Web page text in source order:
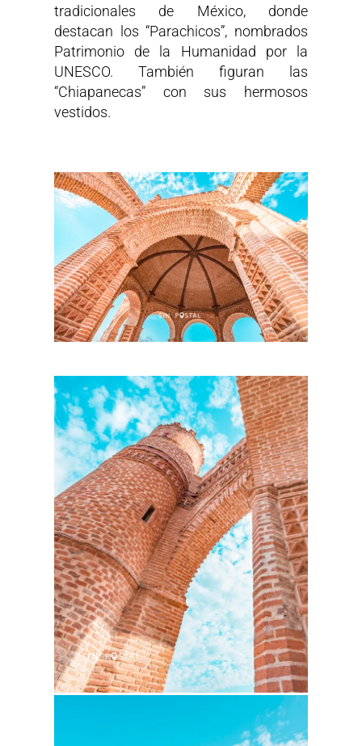
tradicionales de México, donde
destacan los “Parachicos”, nombrados
Patrimonio de la Humanidad por la
UNESCO. También figuran las
“Chiapanecas” con sus hermosos
vestidos.